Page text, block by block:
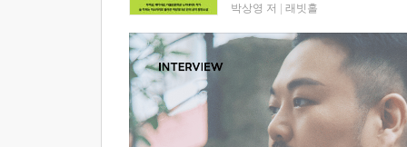
박상영 저 래빗홀